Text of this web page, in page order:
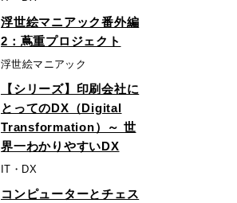
浮世絵マニアック番外編
2：蔦重プロジェクト
浮世絵マニアック
【シリーズ】印刷会社に
とってのDX（Digital
Transformation）～ 世
界一わかりやすいDX
IT・DX
コンピューターとチェス